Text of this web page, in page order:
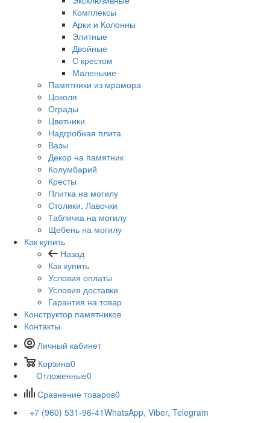
Комплексы
Арки и Колонны
Элитные
Двойные
С крестом
Маленькие
Памятники из мрамора
Цоколя
Ограды
Цветники
Надгробная плита
Вазы
Декор на памятник
Колумбарий
Кресты
Плитка на могилу
Столики, Лавочки
Табличка на могилу
Щебень на могилу
Как купить
Назад
Как купить
Условия оплаты
Условия доставки
Гарантия на товар
Конструктор памятников
Контакты
Личный кабинет
Корзина0
Отложенные0
Сравнение товаров0
+7 (960) 531-96-41WhatsApp, Viber, Telegram